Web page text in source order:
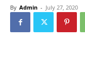
By Admin - July 27, 2020